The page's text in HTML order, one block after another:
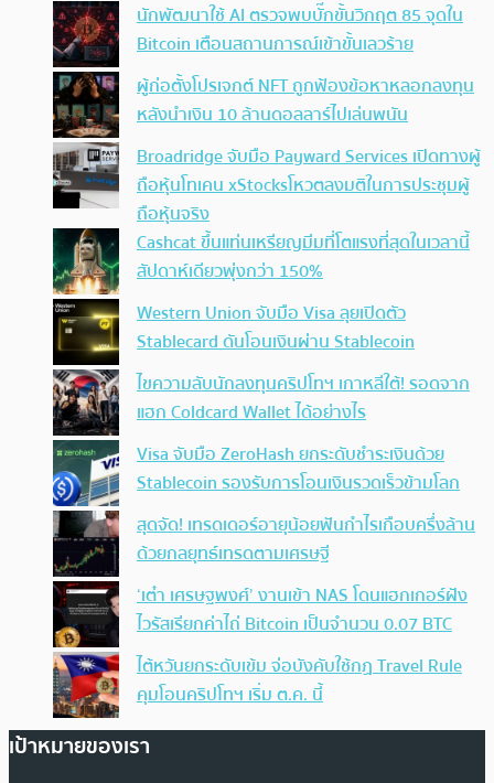
นักพัฒนาใช้ AI ตรวจพบบั๊กขั้นวิกฤต 85 จุดใน
Bitcoin เตือนสถานการณ์เข้าขั้นเลวร้าย
ผู้ก่อตั้งโปรเจกต์ NFT ถูกฟ้องข้อหาหลอกลงทุน
หลังนำเงิน 10 ล้านดอลลาร์ไปเล่นพนัน
Broadridge จับมือ Payward Services เปิดทางผู้
ถือหุ้นโทเคน xStocksโหวตลงมติในการประชุมผู้
ถือหุ้นจริง
Cashcat ขึ้นแท่นเหรียญมีมที่โตแรงที่สุดในเวลานี้
สัปดาห์เดียวพุ่งกว่า 150%
Western Union จับมือ Visa ลุยเปิดตัว
Stablecard ดันโอนเงินผ่าน Stablecoin
ไขความลับนักลงทุนคริปโทฯ เกาหลีใต้! รอดจาก
แฮก Coldcard Wallet ได้อย่างไร
Visa จับมือ ZeroHash ยกระดับชำระเงินด้วย
Stablecoin รองรับการโอนเงินรวดเร็วข้ามโลก
สุดจัด! เทรดเดอร์อายุน้อยฟันกำไรเกือบครึ่งล้าน
ด้วยกลยุทธ์เทรดตามเศรษฐี
‘เต๋า เศรษฐพงศ์’ งานเข้า NAS โดนแฮกเกอร์ฝัง
ไวรัสเรียกค่าไถ่ Bitcoin เป็นจำนวน 0.07 BTC
ไต้หวันยกระดับเข้ม จ่อบังคับใช้กฏ Travel Rule
คุมโอนคริปโทฯ เริ่ม ต.ค. นี้
เป้าหมายของเรา